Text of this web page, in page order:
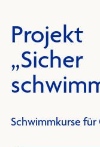
Projekt
„Sicher
Schwimmkurse